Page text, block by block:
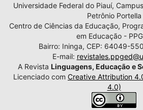
Universidade Federal do Piauí,
Petrônio Portella
Centro de Ciências da Educação,
em Educação -
Bairro: Ininga, CEP: 64049-
E-mail:
A Revista Linguagens, Educação e
Licenciado com Creative Attribution
4.0)